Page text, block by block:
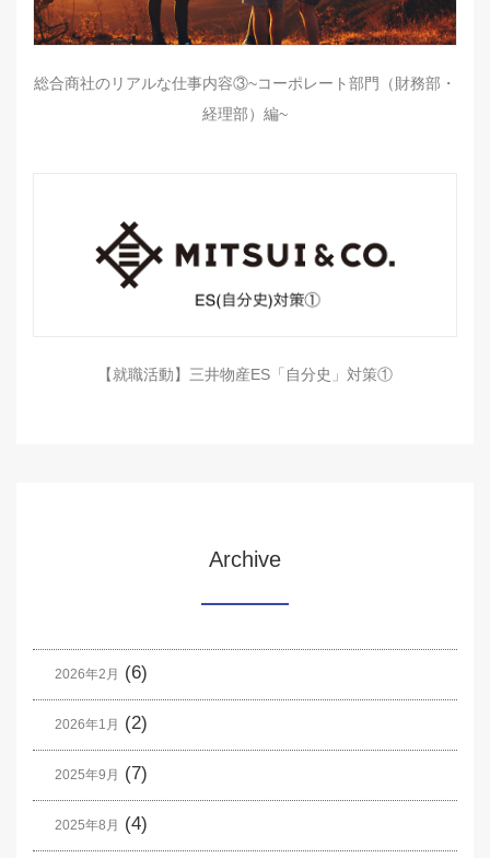
総合商社のリアルな仕事内容③~コーポレート部門（財務部・
経理部）編~
【就職活動】三井物産ES「自分史」対策①
Archive
2026年2月 (6)
2026年1月 (2)
2025年9月 (7)
2025年8月 (4)